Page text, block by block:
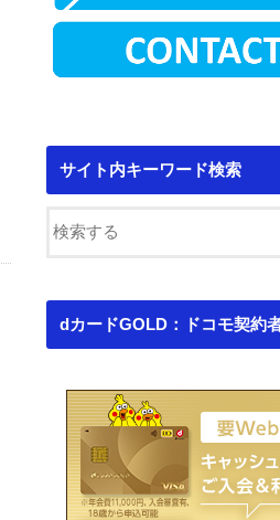
サイト内キーワード検索
dカードGOLD：ドコモ契約